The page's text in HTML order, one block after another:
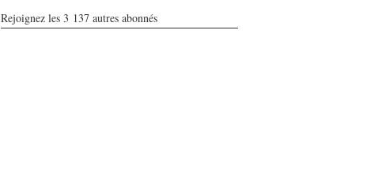
Rejoignez les 3 137 autres abonnés